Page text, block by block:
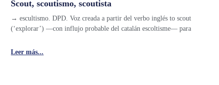
Scout, scoutismo, scoutista
→ escultismo. DPD. Voz creada a partir del verbo inglés to scout
(‘explorar’) —con influjo probable del catalán escoltisme— para
Leer más...